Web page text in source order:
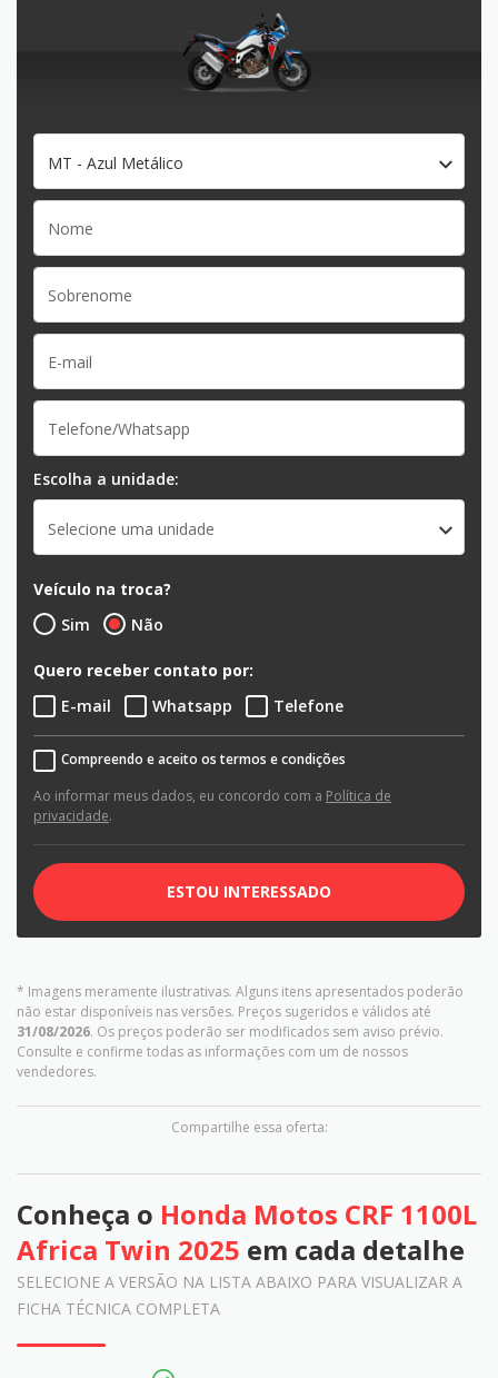
* Imagens meramente ilustrativas. Alguns itens apresentados poderão
não estar disponíveis nas versões. Preços sugeridos e válidos até
31/08/2026. Os preços poderão ser modificados sem aviso prévio.
Consulte e confirme todas as informações com um de nossos
vendedores.
Compartilhe essa oferta:
MT - Azul Metálico
Escolha a unidade:
Selecione uma unidade
Veículo na troca?
Sim
Não
Quero receber contato por:
E-mail
Whatsapp Telefone
Compreendo e aceito os termos e condições
Ao informar meus dados, eu concordo com a Política de
privacidade.
ESTOU INTERESSADO
Conheça o Honda Motos CRF 1100L
Africa Twin 2025 em cada detalhe
SELECIONE A VERSÃO NA LISTA ABAIXO PARA VISUALIZAR A
FICHA TÉCNICA COMPLETA